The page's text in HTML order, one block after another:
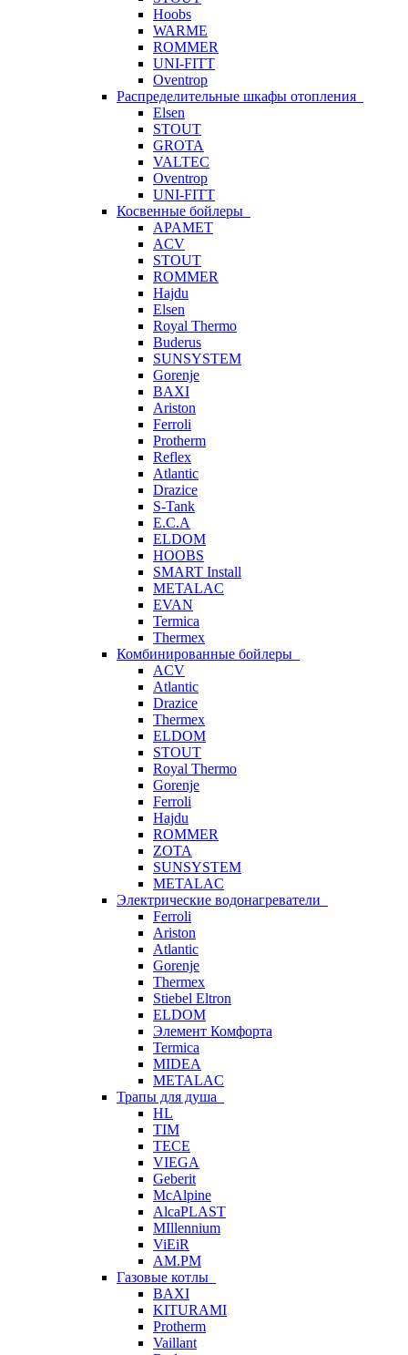
Hoobs
WARME
ROMMER
UNI-FITT
Oventrop
Распределительные шкафы отопления
Elsen
STOUT
GROTA
VALTEC
Oventrop
UNI-FITT
Косвенные бойлеры
APAMET
ACV
STOUT
ROMMER
Hajdu
Elsen
Royal Thermo
Buderus
SUNSYSTEM
Gorenje
BAXI
Ariston
Ferroli
Protherm
Reflex
Atlantic
Drazice
S-Tank
E.C.A
ELDOM
HOOBS
SMART Install
METALAC
EVAN
Termica
Thermex
Комбинированные бойлеры
ACV
Atlantic
Drazice
Thermex
ELDOM
STOUT
Royal Thermo
Gorenje
Ferroli
Hajdu
ROMMER
ZOTA
SUNSYSTEM
METALAC
Электрические водонагреватели
Ferroli
Ariston
Atlantic
Gorenje
Thermex
Stiebel Eltron
ELDOM
Элемент Комфорта
Termica
MIDEA
METALAC
Трапы для душа
HL
TIM
TECE
VIEGA
Geberit
McAlpine
AlcaPLAST
MIllennium
ViEiR
AM.PM
Газовые котлы
BAXI
KITURAMI
Protherm
Vaillant